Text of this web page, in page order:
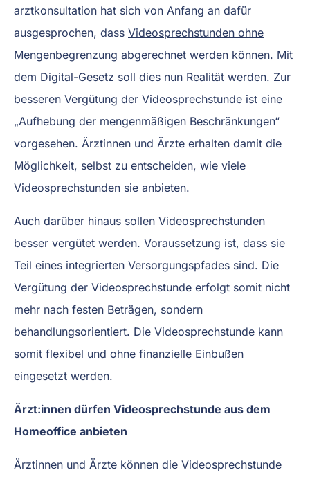
arztkonsultation hat sich von Anfang an dafür
ausgesprochen, dass Videosprechstunden ohne
Mengenbegrenzung abgerechnet werden können. Mit
dem Digital-Gesetz soll dies nun Realität werden. Zur
besseren Vergütung der Videosprechstunde ist eine
„Aufhebung der mengenmäßigen Beschränkungen“
vorgesehen. Ärztinnen und Ärzte erhalten damit die
Möglichkeit, selbst zu entscheiden, wie viele
Videosprechstunden sie anbieten.
Auch darüber hinaus sollen Videosprechstunden
besser vergütet werden. Voraussetzung ist, dass sie
Teil eines integrierten Versorgungspfades sind. Die
Vergütung der Videosprechstunde erfolgt somit nicht
mehr nach festen Beträgen, sondern
behandlungsorientiert. Die Videosprechstunde kann
somit flexibel und ohne finanzielle Einbußen
eingesetzt werden.
Ärzt:innen dürfen Videosprechstunde aus dem
Homeoffice anbieten
Ärztinnen und Ärzte können die Videosprechstunde